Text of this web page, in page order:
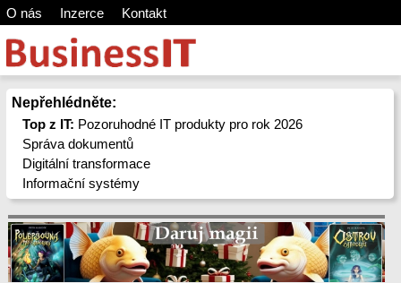
O nás Inzerce Kontakt
Nepřehlédněte:
Top z IT: Pozoruhodné IT produkty pro rok 2026
Správa dokumentů
Digitální transformace
Informační systémy